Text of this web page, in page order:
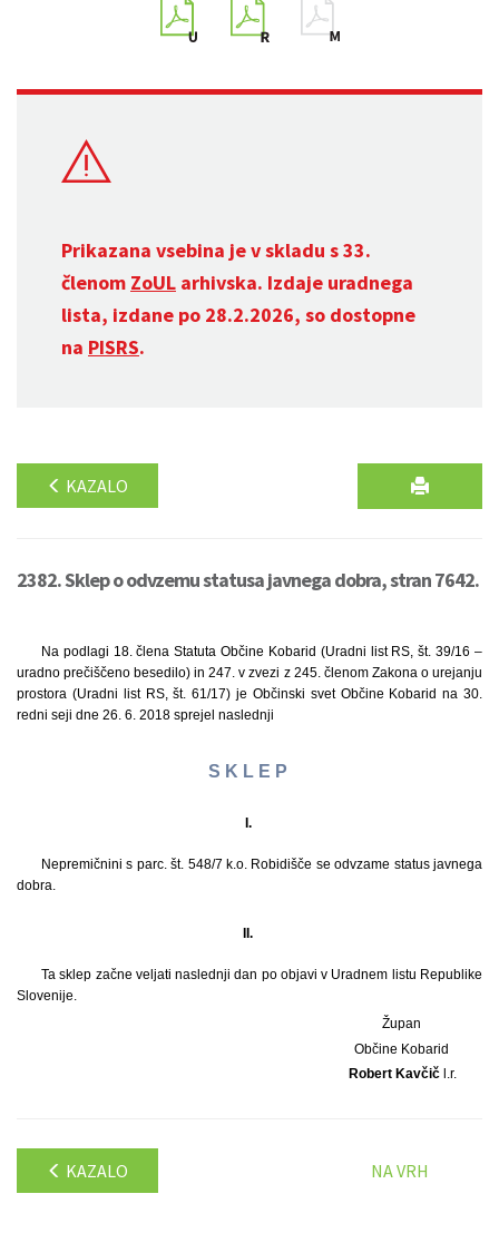
Prikazana vsebina je v skladu s 33.
členom ZoUL arhivska. Izdaje uradnega
lista, izdane po 28.2.2026, so dostopne
na PISRS.
KAZALO
2382. Sklep o odvzemu statusa javnega dobra, stran 7642.
Na podlagi 18. člena Statuta Občine Kobarid (Uradni list RS, št. 39/16 –
uradno prečiščeno besedilo) in 247. v zvezi z 245. členom Zakona o urejanju
prostora (Uradni list RS, št. 61/17) je Občinski svet Občine Kobarid na 30.
redni seji dne 26. 6. 2018 sprejel naslednji
S K L E P
I.
Nepremičnini s parc. št. 548/7 k.o. Robidišče se odvzame status javnega
dobra.
II.
Ta sklep začne veljati naslednji dan po objavi v Uradnem listu Republike
Slovenije.
Župan
Občine Kobarid
Robert Kavčič l.r.
KAZALO NA VRH